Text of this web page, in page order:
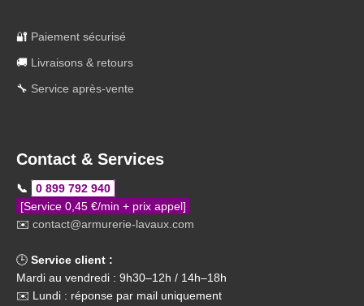
🔐 Paiement sécurisé
🚚 Livraisons & retours
🔧 Service après-vente
Contact & Services
📞
0 899 792 940
[Service 0,45 €/min + prix appel]
✉️ contact@armurerie-lavaux.com
🕒 Service client :
Mardi au vendredi : 9h30–12h / 14h–18h
✉️ Lundi : réponse par mail uniquement